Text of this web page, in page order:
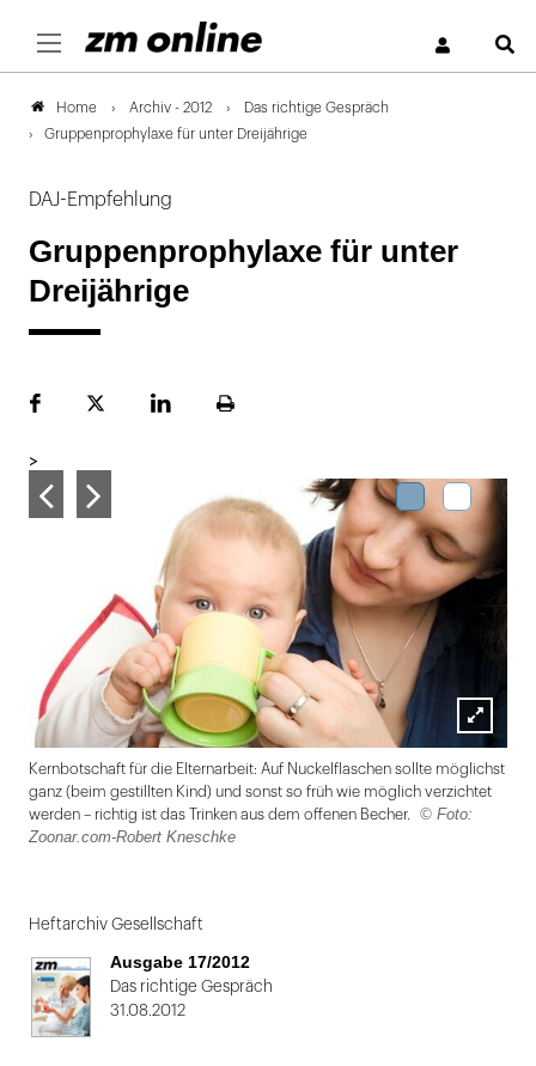
Home Archiv - 2012
Das richtige Gespräch
Gruppenprophylaxe für unter Dreijährige
DAJ-Empfehlung
Gruppenprophylaxe für unter
Dreijährige
FacebookPlattformLinekdInSeite
>
Lightbox
öffnen
Kernbotschaft für die Elternarbeit: Auf Nuckelflaschen sollte möglichst
ganz (beim gestillten Kind) und sonst so früh wie möglich verzichtet
werden – richtig ist das Trinken aus dem offenen Becher.
© Foto:
Zoonar.com-Robert Kneschke
1
von
2
Heftarchiv Gesellschaft
Ausgabe 17/2012
Das richtige Gespräch
31.08.2012